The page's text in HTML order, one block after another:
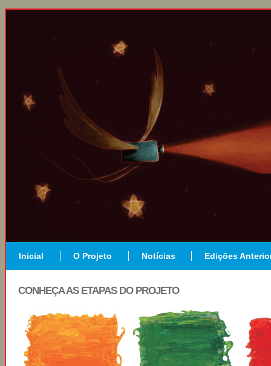
Inicial O Projeto Notícias Edições
CONHEÇA AS ETAPAS DO PROJETO